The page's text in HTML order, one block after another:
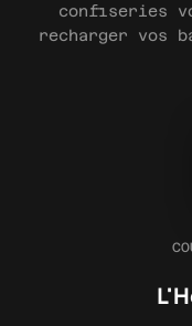
confiseries
recharger vos